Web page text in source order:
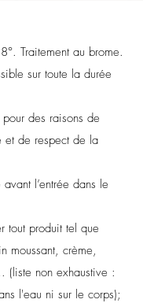
Traitement au brome.
sur toute la durée
des raisons de
et de respect de la
l’entrée dans le
tout produit tel que
moussant, crème,
(liste non exhaustive :
l'eau ni sur le corps);